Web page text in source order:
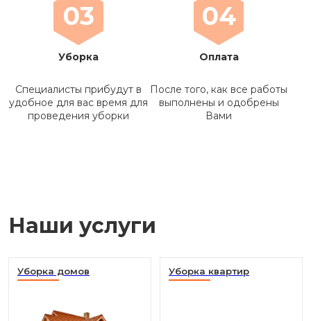
03
Уборка
Специалисты прибудут в
удобное для вас время для
проведения уборки
04
Оплата
После того, как все работы
выполнены и одобрены
Вами
Наши услуги
Уборка домов Уборка квартир